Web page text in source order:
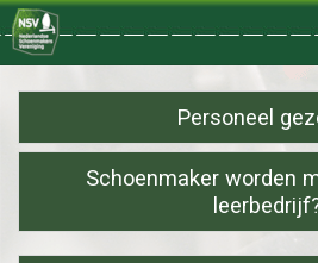
Welkom
Zoeken
Personeel
Schoenmaker worden